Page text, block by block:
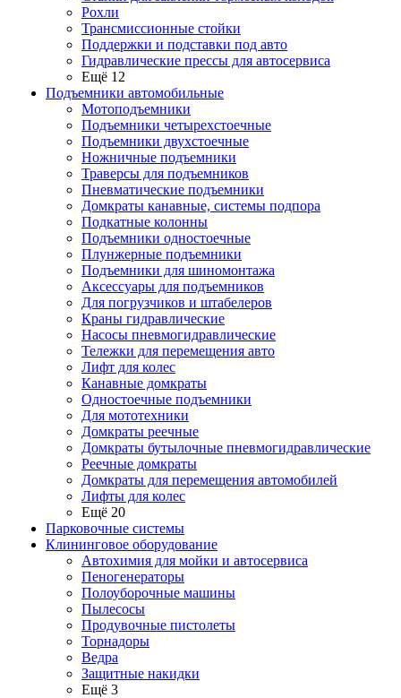
Рохли
Трансмиссионные стойки
Поддержки и подставки под авто
Гидравлические прессы для автосервиса
Ещё 12
Подъемники автомобильные
Мотоподъемники
Подъемники четырехстоечные
Подъемники двухстоечные
Ножничные подъемники
Траверсы для подъемников
Пневматические подъемники
Домкраты канавные, системы подпора
Подкатные колонны
Подъемники одностоечные
Плунжерные подъемники
Подъемники для шиномонтажа
Аксессуары для подъемников
Для погрузчиков и штабелеров
Краны гидравлические
Насосы пневмогидравлические
Тележки для перемещения авто
Лифт для колес
Канавные домкраты
Одностоечные подъемники
Для мототехники
Домкраты реечные
Домкраты бутылочные пневмогидравлические
Реечные домкраты
Домкраты для перемещения автомобилей
Лифты для колес
Ещё 20
Парковочные системы
Клининговое оборудование
Автохимия для мойки и автосервиса
Пеногенераторы
Полоуборочные машины
Пылесосы
Продувочные пистолеты
Торнадоры
Ведра
Защитные накидки
Ещё 3